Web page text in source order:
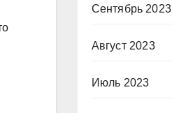
Сентябрь 2023
Август 2023
Июль 2023